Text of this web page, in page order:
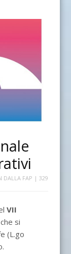
DALLA FAP | 329
VII
si
(L.go